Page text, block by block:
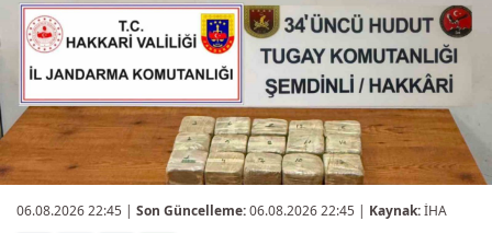
06.08.2026 22:45 | Son Güncelleme:06.08.2026 22:45 | Kaynak:İHA